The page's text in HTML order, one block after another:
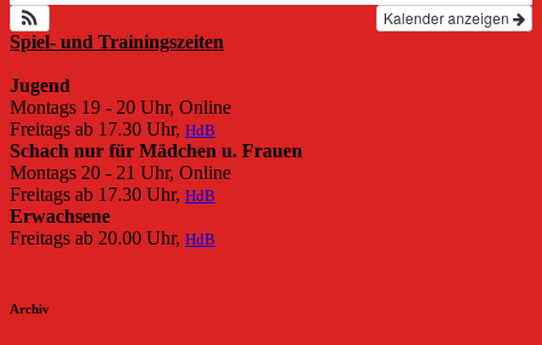
Kalender anzeigen
Spiel- und Trainingszeiten
Jugend
Montags 19 - 20 Uhr, Online
Freitags ab 17.30 Uhr, HdB
Schach nur für Mädchen u. Frauen
Montags 20 - 21 Uhr, Online
Freitags ab 17.30 Uhr, HdB
Erwachsene
Freitags ab 20.00 Uhr, HdB
Archiv